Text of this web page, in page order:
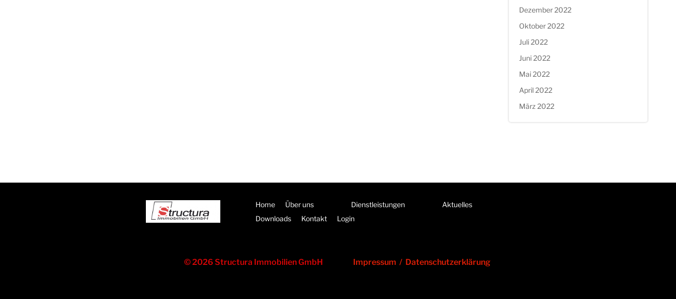
Dezember 2022
Oktober 2022
Juli 2022
Juni 2022
Mai 2022
April 2022
März 2022
Home Über uns Dienstleistungen
Aktuelles
Downloads
Kontakt Login
© 2026 Structura Immobilien GmbH Impressum / Datenschutzerklärung